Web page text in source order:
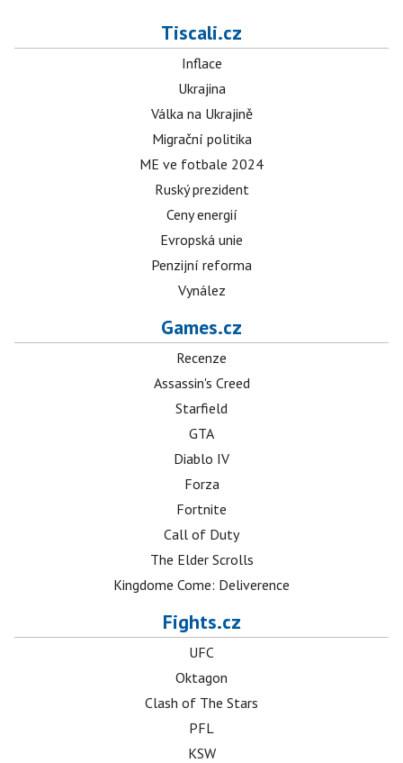
Tiscali.cz
Inflace
Ukrajina
Válka na Ukrajině
Migrační politika
ME ve fotbale 2024
Ruský prezident
Ceny energií
Evropská unie
Penzijní reforma
Vynález
Games.cz
Recenze
Assassin's Creed
Starfield
GTA
Diablo IV
Forza
Fortnite
Call of Duty
The Elder Scrolls
Kingdome Come: Deliverence
Fights.cz
UFC
Oktagon
Clash of The Stars
PFL
KSW